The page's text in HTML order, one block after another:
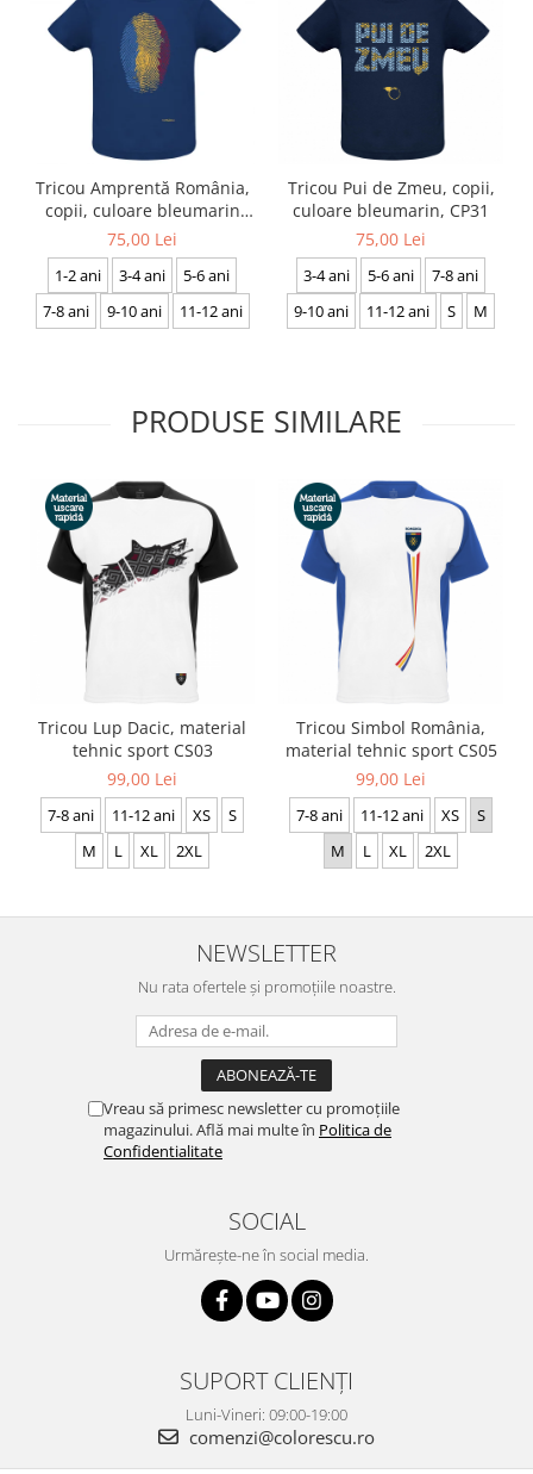
Tricou Amprentă România,
copii, culoare bleumarin
CRP27
75,00 Lei
1-2 ani 3-4 ani
5-6 ani
7-8 ani
9-10 ani 11-12 ani
Tricou Pui de Zmeu, copii,
culoare bleumarin, CP31
75,00 Lei
3-4 ani 5-6 ani
7-8 ani
9-10 ani
11-12 ani S M
PRODUSE SIMILARE
Tricou Lup Dacic, material
tehnic sport CS03
99,00 Lei
7-8 ani 11-12 ani XS
S
M
L XL 2XL
Tricou Simbol România,
material tehnic sport CS05
99,00 Lei
7-8 ani 11-12 ani XS
S
M
L XL 2XL
NEWSLETTER
Nu rata ofertele și promoțiile noastre.
Vreau să primesc newsletter cu promoțiile
magazinului. Află mai multe în Politica de
Confidentialitate
SOCIAL
Urmărește-ne în social media.
SUPORT CLIENȚI
Luni-Vineri: 09:00-19:00
comenzi@colorescu.ro